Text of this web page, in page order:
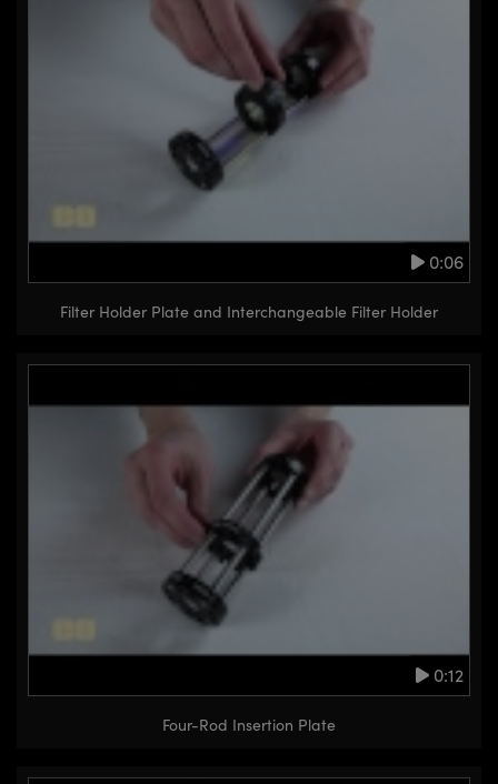
0:06
Filter Holder Plate and Interchangeable Filter Holder
0:12
Four-Rod Insertion Plate